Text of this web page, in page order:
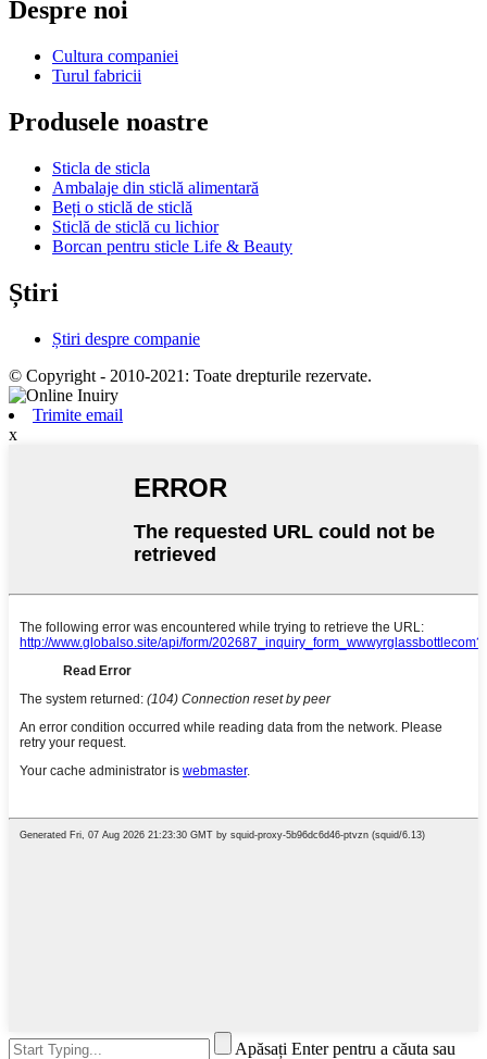
Despre noi
Cultura companiei
Turul fabricii
Produsele noastre
Sticla de sticla
Ambalaje din sticlă alimentară
Beți o sticlă de sticlă
Sticlă de sticlă cu lichior
Borcan pentru sticle Life & Beauty
Știri
Știri despre companie
© Copyright - 2010-2021: Toate drepturile rezervate.
Trimite email
x
Apăsați Enter pentru a căuta sau